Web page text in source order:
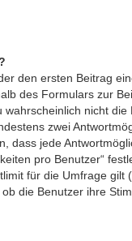
den ersten Beitrag
des Formulars zur
nicht
zwei
dass jede
pro Benutzer“
für die Umfrage gilt
die Benutzer ihre